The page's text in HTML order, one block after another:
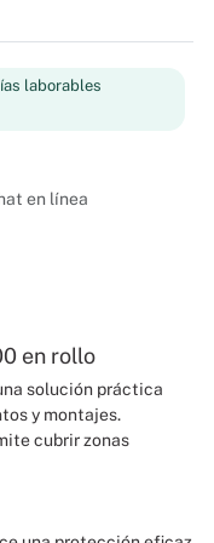
laborables
en línea
en rollo
solución práctica
y montajes.
cubrir zonas